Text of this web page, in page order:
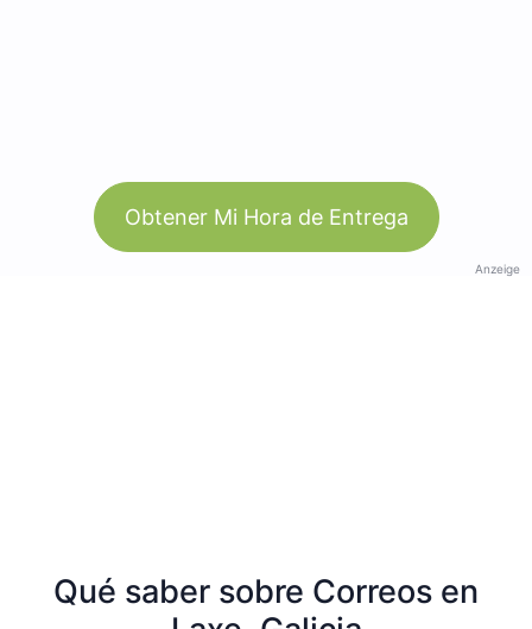
Obtener Mi Hora de Entrega
Anzeige
Qué saber sobre Correos en